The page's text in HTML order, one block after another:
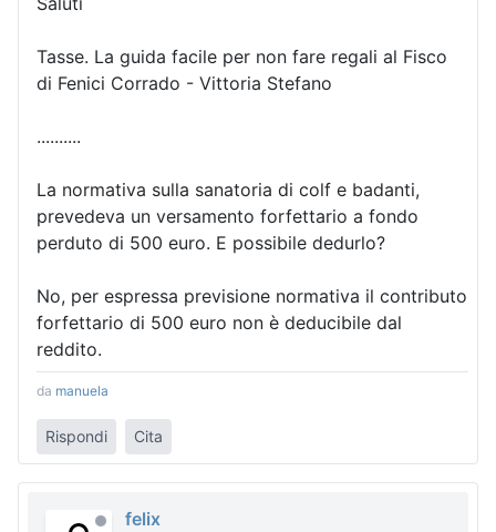
Tasse. La guida facile per non fare regali al Fisco
di Fenici Corrado - Vittoria Stefano
..........
La normativa sulla sanatoria di colf e badanti,
prevedeva un versamento forfettario a fondo
perduto di 500 euro. E possibile dedurlo?
No, per espressa previsione normativa il contributo
forfettario di 500 euro non è deducibile dal
reddito.
da manuela
Rispondi Cita
felix